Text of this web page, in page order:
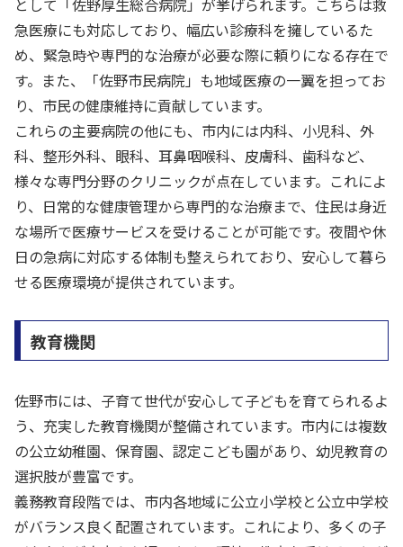
として「佐野厚生総合病院」が挙げられます。こちらは救
急医療にも対応しており、幅広い診療科を擁しているた
め、緊急時や専門的な治療が必要な際に頼りになる存在で
す。また、「佐野市民病院」も地域医療の一翼を担ってお
り、市民の健康維持に貢献しています。
これらの主要病院の他にも、市内には内科、小児科、外
科、整形外科、眼科、耳鼻咽喉科、皮膚科、歯科など、
様々な専門分野のクリニックが点在しています。これによ
り、日常的な健康管理から専門的な治療まで、住民は身近
な場所で医療サービスを受けることが可能です。夜間や休
日の急病に対応する体制も整えられており、安心して暮ら
せる医療環境が提供されています。
教育機関
佐野市には、子育て世代が安心して子どもを育てられるよ
う、充実した教育機関が整備されています。市内には複数
の公立幼稚園、保育園、認定こども園があり、幼児教育の
選択肢が豊富です。
義務教育段階では、市内各地域に公立小学校と公立中学校
がバランス良く配置されています。これにより、多くの子